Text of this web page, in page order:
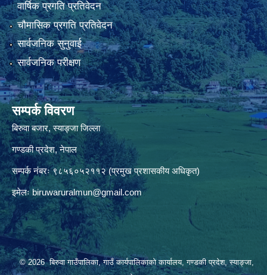
वार्षिक प्रगति प्रतिवेदन
चौमासिक प्रगति प्रतिवेदन
सार्वजनिक सुनुवाई
सार्वजनिक परीक्षण
सम्पर्क विवरण
बिरुवा बजार, स्याङ्जा जिल्ला
गण्डकी प्रदेश, नेपाल
सम्पर्क नंबरः ९८५६०५२११२ (प्रमुख प्रशासकीय अधिकृत)
इमेलः biruwaruralmun@gmail.com
© 2026 बिरुवा गाउँपालिका, गाउँ कार्यपालिकाको कार्यालय, गण्डकी प्रदेश, स्याङ्जा,